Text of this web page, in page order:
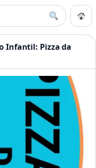
Buscar
Início
Pizza da Leitura
Infantil: Pizza da